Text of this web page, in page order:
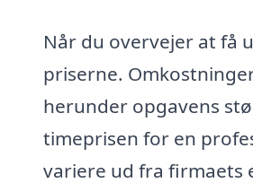
Når du overvejer at få
priserne.
herunder opgavens
timeprisen for en
variere ud fra firmaets